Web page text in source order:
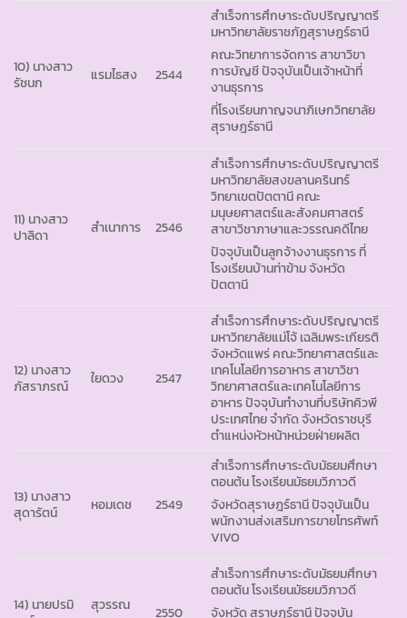
10) นางสาว
รัชนก
แรมไธสง 2544
สำเร็จการศึกษาระดับปริญญาตรี
มหาวิทยาลัยราชภัฏสุราษฎร์ธานี
คณะวิทยาการจัดการ สาขาวิขา
การบัญชี ปัจจุบันเป็นเจ้าหน้าที่
งานธุรการ
ที่โรงเรียนกาญจนาภิเษกวิทยาลัย
สุราษฎร์ธานี
11) นางสาว
ปาลิดา
สำเนาการ 2546
สำเร็จการศึกษาระดับปริญญาตรี
มหาวิทยาลัยสงขลานครินทร์
วิทยาเขตปัตตานี คณะ
มนุษยศาสตร์และสังคมศาสตร์
สาขาวิชาภาษาและวรรณคดีไทย
ปัจจุบันเป็นลูกจ้างงานธุรการ ที่
โรงเรียนบ้านท่าข้าม จังหวัด
ปัตตานี
12) นางสาว
ภัสราภรณ์
ใยดวง 2547
สำเร็จการศึกษาระดับปริญญาตรี
มหาวิทยาลัยแม่โจ้ เฉลิมพระเกียรติ
จังหวัดแพร่ คณะวิทยาศาสตร์และ
เทคโนโลยีการอาหาร สาขาวิชา
วิทยาศาสตร์และเทคโนโลยีการ
อาหาร ปัจจุบันทำงานที่บริษัทคิวพี
ประเทศไทย จำกัด จังหวัดราชบุรี
ตำแหน่งหัวหน้าหน่วยฝ่ายผลิต
13) นางสาว
สุดารัตน์
หอมเดช 2549
สำเร็จการศึกษาระดับมัธยมศึกษา
ตอนต้น โรงเรียนมัธยมวิภาวดี
จังหวัดสุราษฎร์ธานี ปัจจุบันเป็น
พนักงานส่งเสริมการขายโทรศัพท์
VIVO
14) นายปรมิ
สุวรรณ
2550
สำเร็จการศึกษาระดับมัธยมศึกษา
ตอนต้น โรงเรียนมัธยมวิภาวดี
จังหวัด สุราษฎร์ธานี ปัจจุบัน